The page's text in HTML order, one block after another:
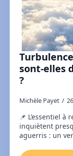
sont-elles
?
Michèle Payet
📌 L’essentiel
inquiètent
aguerris : un